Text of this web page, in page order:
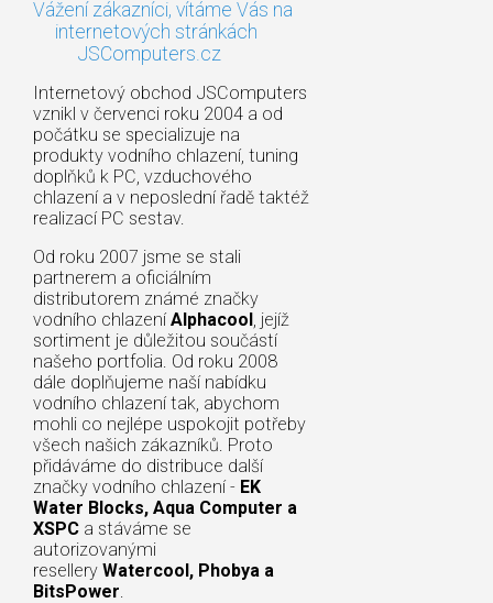
Vážení zákazníci, vítáme Vás na
internetových stránkách
JSComputers.cz
Internetový obchod JSComputers
vznikl v červenci roku 2004 a od
počátku se specializuje na
produkty vodního chlazení, tuning
doplňků k PC, vzduchového
chlazení a v neposlední řadě taktéž
realizací PC sestav.
Od roku 2007 jsme se stali
partnerem a oficiálním
distributorem známé značky
vodního chlazení Alphacool, jejíž
sortiment je důležitou součástí
našeho portfolia. Od roku 2008
dále doplňujeme naší nabídku
vodního chlazení tak, abychom
mohli co nejlépe uspokojit potřeby
všech našich zákazníků. Proto
přidáváme do distribuce další
značky vodního chlazení - EK
Water Blocks, Aqua Computer a
XSPC a stáváme se
autorizovanými
resellery Watercool, Phobya a
BitsPower.